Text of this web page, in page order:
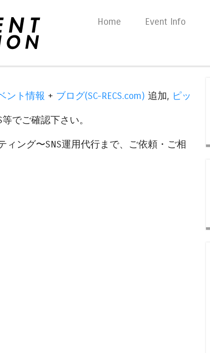
Skip to content
Home Event Info
ント情報 + ブログ(SC-RECS.com) 追加, ピッ
でご確認下さい。
ング〜SNS運用代行まで、ご依頼・ご相